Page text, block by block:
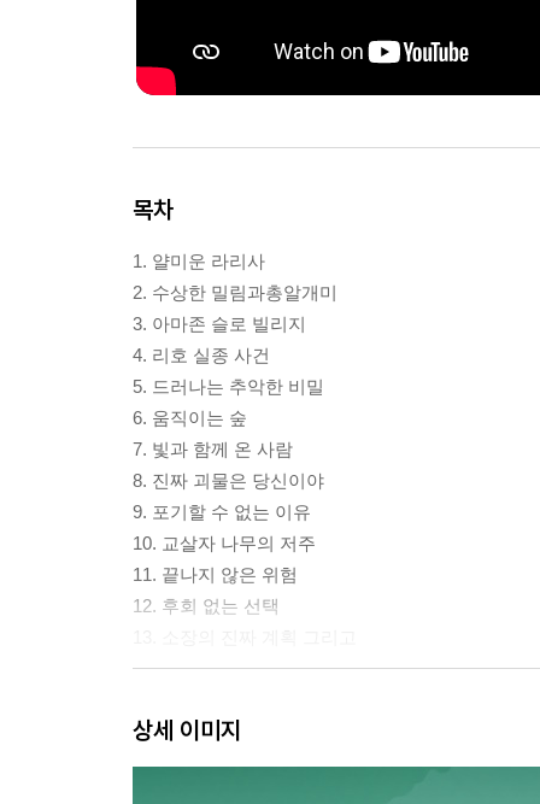
목차
1. 얄미운 라리사
2. 수상한 밀림과총알개미
3. 아마존 슬로 빌리지
4. 리호 실종 사건
5. 드러나는 추악한 비밀
6. 움직이는 숲
7. 빛과 함께 온 사람
8. 진짜 괴물은 당신이야
9. 포기할 수 없는 이유
10. 교살자 나무의 저주
11. 끝나지 않은 위험
12. 후회 없는 선택
상세 이미지